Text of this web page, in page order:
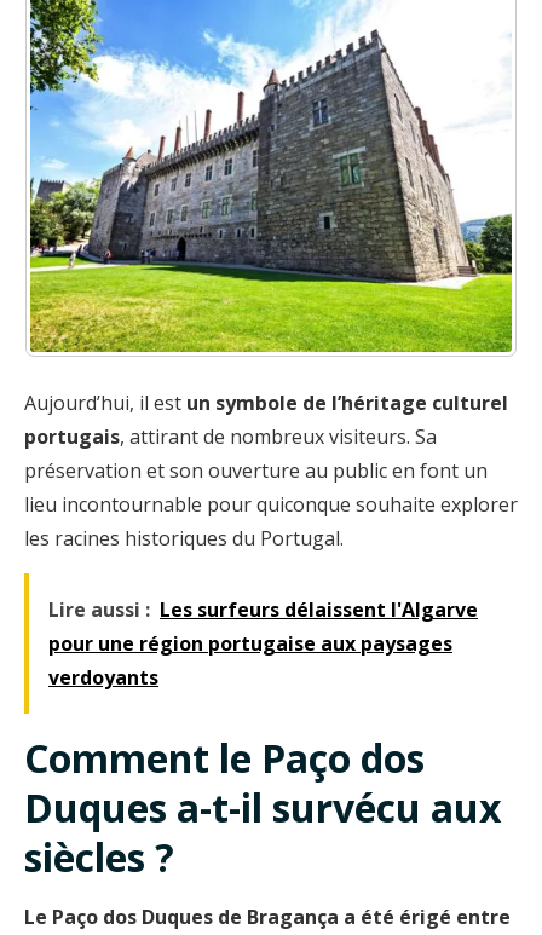
Aujourd’hui, il est un symbole de l’héritage culturel
portugais, attirant de nombreux visiteurs. Sa
préservation et son ouverture au public en font un
lieu incontournable pour quiconque souhaite explorer
les racines historiques du Portugal.
Lire aussi : Les surfeurs délaissent l'Algarve
pour une région portugaise aux paysages
verdoyants
Comment le Paço dos
Duques a-t-il survécu aux
siècles ?
Le Paço dos Duques de Bragança a été érigé entre